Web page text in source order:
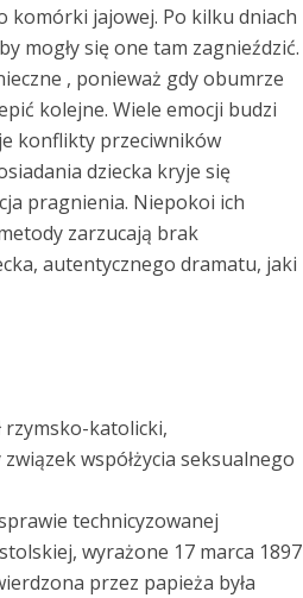
komórki jajowej. Po kilku dniach
mogły się one tam zagnieździć.
, ponieważ gdy obumrze
kolejne. Wiele emocji budzi
konflikty przeciwników
dziecka kryje się
pragnienia. Niepokoi ich
zarzucają brak
autentycznego dramatu, jaki
rzymsko-katolicki,
współżycia seksualnego
technicyzowanej
wyrażone 17 marca 1897
przez papieża była